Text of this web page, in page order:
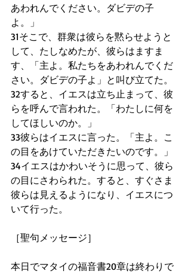
あわれんでください。ダビデの子
よ。」
31そこで、群衆は彼らを黙らせようと
して、たしなめたが、彼らはますま
す、「主よ。私たちをあわれんでくだ
さい。ダビデの子よ」と叫び立てた。
32すると、イエスは立ち止まって、彼
らを呼んで言われた。「わたしに何を
してほしいのか。」
33彼らはイエスに言った。「主よ。こ
の目をあけていただきたいのです。」
34イエスはかわいそうに思って、彼ら
の目にさわられた。すると、すぐさま
彼らは見えるようになり、イエスにつ
いて行った。
［聖句メッセージ］
本日でマタイの福音書20章は終わりで